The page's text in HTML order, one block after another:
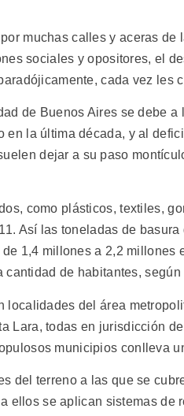
muchas calles y aceras
sociales y opositores, el
cada vez les
de Buenos Aires se debe
en la última década, y al
dejar a su paso
como plásticos, textiles,
Así las toneladas de
1,4 millones a 2,2 millones
de habitantes,
localidades del área
Lara, todas en jurisdicción
municipios conlleva
del terreno a las que se
ellos se aplican sistemas de